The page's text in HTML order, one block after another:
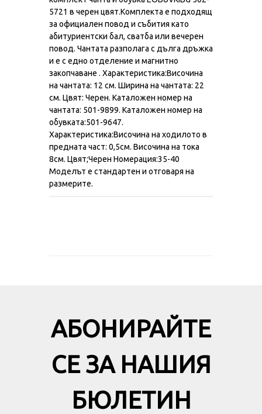
5721 в черен цвят.Комплекта е подходящ
за официален повод и събития като
абитуриентски бал, сватба или вечерен
повод. Чантата разполага с дълга дръжка
и е с едно отделение и магнитно
закопчаване . Характеристика:Височина
на чантата: 12 см. Ширина на чантата: 22
см. Цвят: Черен. Kаталожен номер на
чантата: 501-9899. Kаталожен номер на
обувката:501-9647.
Характеристикa:Височина на ходилото в
предната част: 0,5см. Височина на тока
8см. Цвят;Черен Номерация:35-40
Моделът е стандартен и отговаря на
размерите.
АБОНИРАЙТЕ
СЕ ЗА НАШИЯ
БЮЛЕТИН